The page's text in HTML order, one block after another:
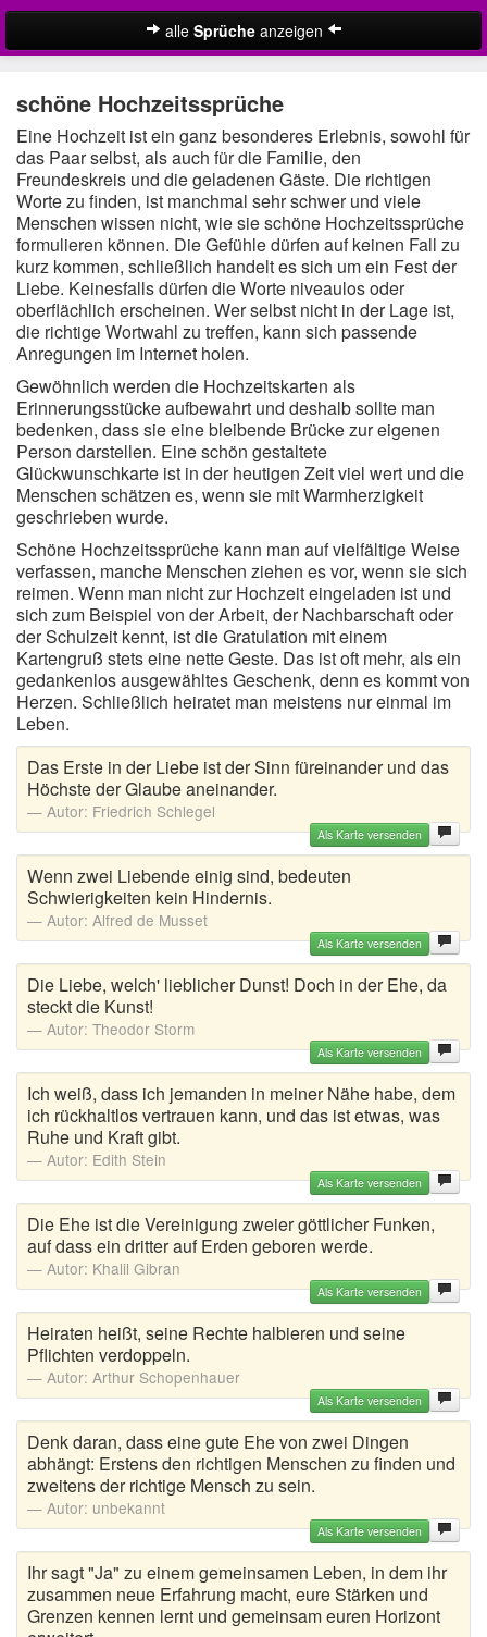
alle Sprücheanzeigen
Hochzeitswünsche
Lustige Hochzeitssprüche
Schöne Hochzeitssprüche
Sprüche zur diamantenen Hochzeit
Sprüche zur goldenen Hochzeit
Sprüche zur Silberhochzeit
Zufallsspruch
Suche
schöne Hochzeitssprüche
Eine Hochzeit ist ein ganz besonderes Erlebnis, sowohl für
das Paar selbst, als auch für die Familie, den
Freundeskreis und die geladenen Gäste. Die richtigen
Worte zu finden, ist manchmal sehr schwer und viele
Menschen wissen nicht, wie sie schöne Hochzeitssprüche
formulieren können. Die Gefühle dürfen auf keinen Fall zu
kurz kommen, schließlich handelt es sich um ein Fest der
Liebe. Keinesfalls dürfen die Worte niveaulos oder
oberflächlich erscheinen. Wer selbst nicht in der Lage ist,
die richtige Wortwahl zu treffen, kann sich passende
Anregungen im Internet holen.
Gewöhnlich werden die Hochzeitskarten als
Erinnerungsstücke aufbewahrt und deshalb sollte man
bedenken, dass sie eine bleibende Brücke zur eigenen
Person darstellen. Eine schön gestaltete
Glückwunschkarte ist in der heutigen Zeit viel wert und die
Menschen schätzen es, wenn sie mit Warmherzigkeit
geschrieben wurde.
Schöne Hochzeitssprüche kann man auf vielfältige Weise
verfassen, manche Menschen ziehen es vor, wenn sie sich
reimen. Wenn man nicht zur Hochzeit eingeladen ist und
sich zum Beispiel von der Arbeit, der Nachbarschaft oder
der Schulzeit kennt, ist die Gratulation mit einem
Kartengruß stets eine nette Geste. Das ist oft mehr, als ein
gedankenlos ausgewähltes Geschenk, denn es kommt von
Herzen. Schließlich heiratet man meistens nur einmal im
Leben.
Das Erste in der Liebe ist der Sinn füreinander und das
Höchste der Glaube aneinander.
Autor: Friedrich Schlegel
Als Karte versenden
Wenn zwei Liebende einig sind, bedeuten
Schwierigkeiten kein Hindernis.
Autor: Alfred de Musset
Als Karte versenden
Die Liebe, welch' lieblicher Dunst! Doch in der Ehe, da
steckt die Kunst!
Autor: Theodor Storm
Als Karte versenden
Ich weiß, dass ich jemanden in meiner Nähe habe, dem
ich rückhaltlos vertrauen kann, und das ist etwas, was
Ruhe und Kraft gibt.
Autor: Edith Stein
Als Karte versenden
Die Ehe ist die Vereinigung zweier göttlicher Funken,
auf dass ein dritter auf Erden geboren werde.
Autor: Khalil Gibran
Als Karte versenden
Heiraten heißt, seine Rechte halbieren und seine
Pflichten verdoppeln.
Autor: Arthur Schopenhauer
Als Karte versenden
Denk daran, dass eine gute Ehe von zwei Dingen
abhängt: Erstens den richtigen Menschen zu finden und
zweitens der richtige Mensch zu sein.
Autor: unbekannt
Als Karte versenden
Ihr sagt "Ja" zu einem gemeinsamen Leben, in dem ihr
zusammen neue Erfahrung macht, eure Stärken und
Grenzen kennen lernt und gemeinsam euren Horizont